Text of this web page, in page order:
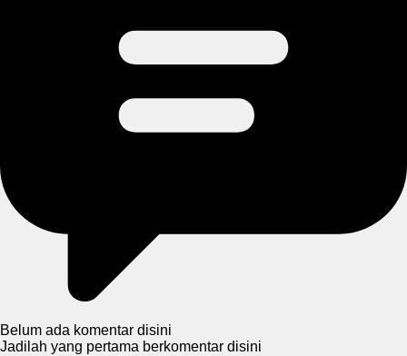
Belum ada komentar disini
Jadilah yang pertama berkomentar disini